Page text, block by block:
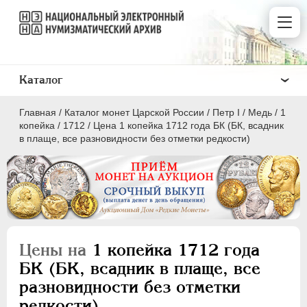
Главная / Каталог монет Царской России / Пeтр I / Медь / 1
копейка / 1712 / Цена 1 копейка 1712 года БК (БК, всадник
в плаще, все разновидности без отметки редкости)
Цены на 1 копейка 1712 года
БК (БК, всадник в плаще, все
разновидности без отметки
Каталог
ПEТР I 1699 - 1725
Серебро
Медь
5 копеек